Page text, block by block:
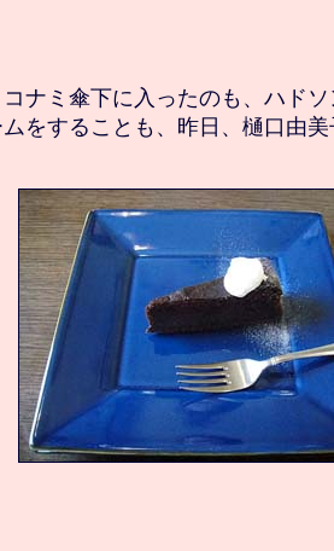
ナミ傘下に入ったのも、ハド